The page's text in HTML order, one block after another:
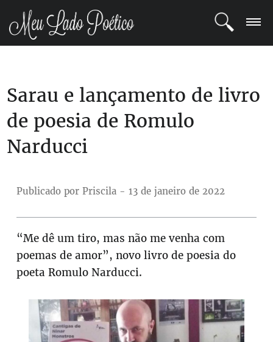
REGISTRO
POETAS
BLOG
Sarau e lançamento de livro
de poesia de Romulo
Narducci
Publicado por Priscila - 13 de janeiro de 2022
“Me dê um tiro, mas não me venha com
poemas de amor”, novo livro de poesia do
poeta Romulo Narducci.